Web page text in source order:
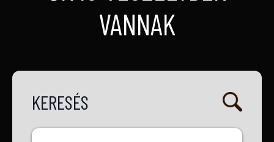
VANNAK
KERESÉS
Vármegye